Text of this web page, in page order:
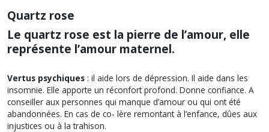
Quartz rose
Le quartz rose est la pierre de l’amour, elle
représente l’amour maternel.
Vertus psychiques : il aide lors de dépression. Il aide dans les
insomnie. Elle apporte un réconfort profond. Donne confiance. A
conseiller aux personnes qui manque d’amour ou qui ont été
abandonnées. En cas de co- lère remontant à l’enfance, dûes aux
injustices ou à la trahison.